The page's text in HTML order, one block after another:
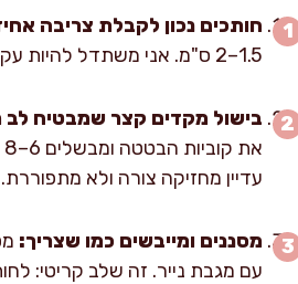
חותכים נכון לקבלת צריבה
1.5–2 ס"מ. אני משתדל להיות עקבי בגודל, כי קוביות לא אחידות נותנות חלק שרוף וחלק רך מדי.
בישול מקדים קצר שמבטיח לב
עדיין מחזיקה צורה ולא מתפוררת.
מסננים ומייבשים כמו שצריך:
עם מגבת נייר. זה שלב קריטי: